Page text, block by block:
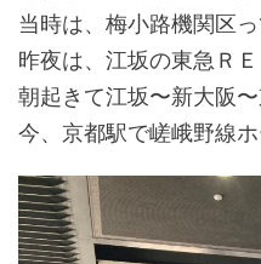
当時は、梅小路機関区
昨夜は、江坂の東急Ｒ
朝起きて江坂〜新大阪〜
今、京都駅で嵯峨野線